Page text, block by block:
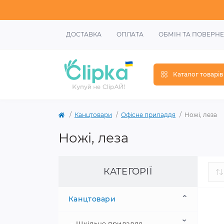
ДОСТАВКА ОПЛАТА ОБМІН ТА
Каталог товарів
Канцтовари Офісне приладдя Ножі, леза
Ножі, леза
КАТЕГОРІЇ
Канцтовари